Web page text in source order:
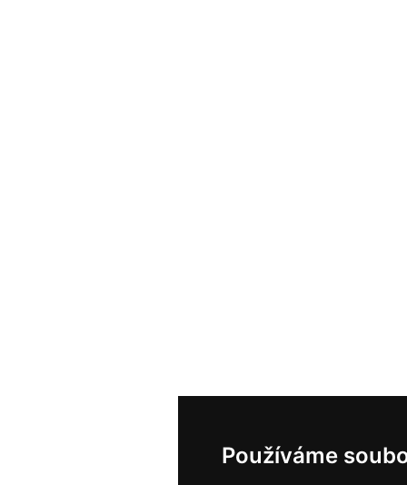
Používáme